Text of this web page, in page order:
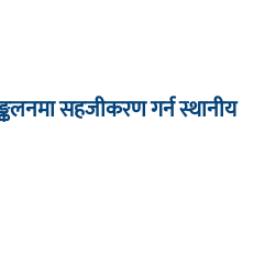
सहजीकरण गर्न स्थानीय